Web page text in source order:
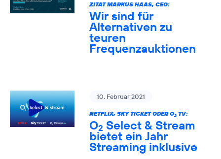
ZITAT MARKUS HAAS, CEO:
Wir sind für
Alternativen zu
teuren
Frequenzauktionen
10. Februar 2021
NETFLIX, SKY TICKET ODER O2TV:
O2 Select & Stream
bietet ein Jahr
Streaming inklusive